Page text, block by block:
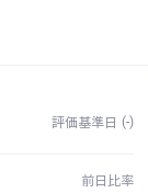
評価基準日 (-)
前日比率